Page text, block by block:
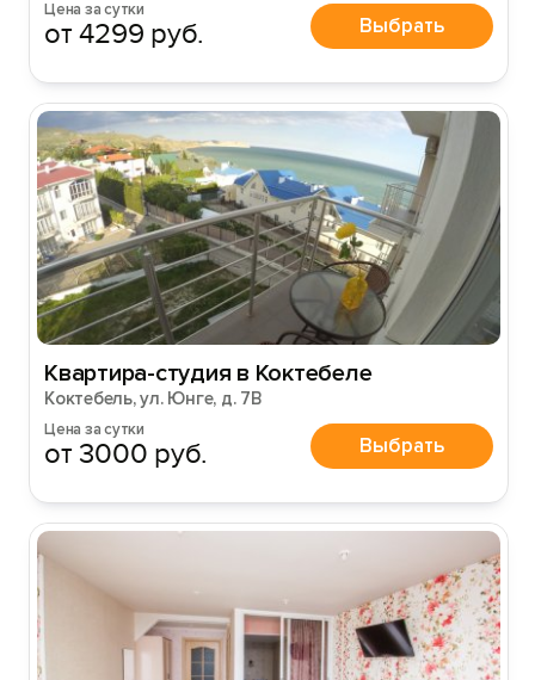
Цена за сутки
от 4299 руб. Выбрать
Квартира-студия в Коктебеле
Коктебель, ул. Юнге, д. 7В
Цена за сутки
от 3000 руб. Выбрать